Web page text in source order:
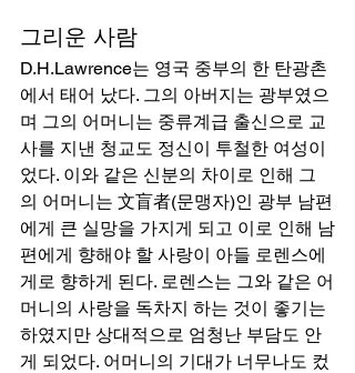
그리운 사람
D.H.Lawrence는 영국 중부의 한 탄광촌
에서 태어 났다. 그의 아버지는 광부였으
며 그의 어머니는 중류계급 출신으로 교
사를 지낸 청교도 정신이 투철한 여성이
었다. 이와 같은 신분의 차이로 인해 그
의 어머니는 文盲者(문맹자)인 광부 남편
에게 큰 실망을 가지게 되고 이로 인해 남
편에게 향해야 할 사랑이 아들 로렌스에
게로 향하게 된다. 로렌스는 그와 같은 어
머니의 사랑을 독차지 하는 것이 좋기는
하였지만 상대적으로 엄청난 부담도 안
게 되었다. 어머니의 기대가 너무나도 컸